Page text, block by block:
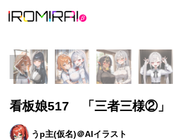
看板娘517 「三者三様②」
うp主(仮名)＠AIイラスト